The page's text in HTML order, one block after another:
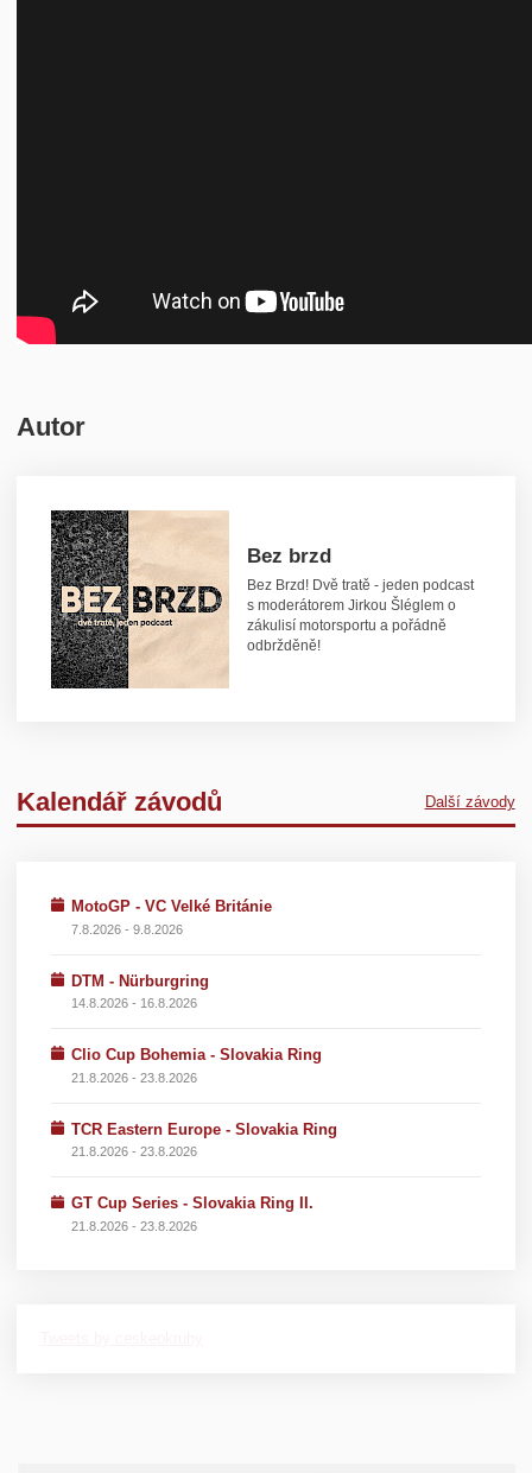
Autor
Bez brzd
Bez Brzd! Dvě tratě - jeden podcast
s moderátorem Jirkou Šléglem o
zákulisí motorsportu a pořádně
odbržděně!
Kalendář závodů Další závody
MotoGP - VC Velké Británie
7.8.2026 - 9.8.2026
DTM - Nürburgring
14.8.2026 - 16.8.2026
Clio Cup Bohemia - Slovakia Ring
21.8.2026 - 23.8.2026
TCR Eastern Europe - Slovakia Ring
21.8.2026 - 23.8.2026
GT Cup Series - Slovakia Ring II.
21.8.2026 - 23.8.2026